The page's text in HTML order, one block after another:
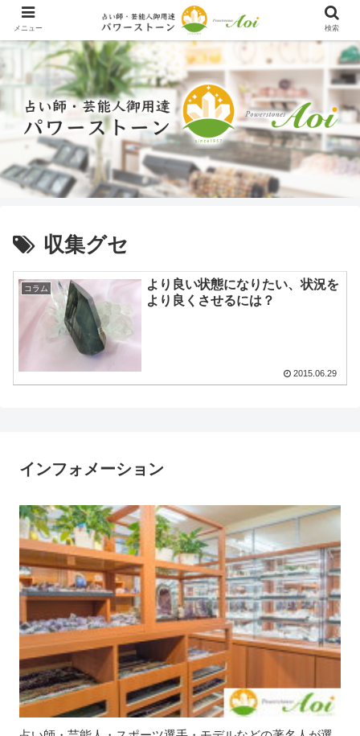
収集グセ
コラム
より良い状態になりたい、状況を
より良くさせるには？
2015.06.29
インフォメーション
メニュー 検索